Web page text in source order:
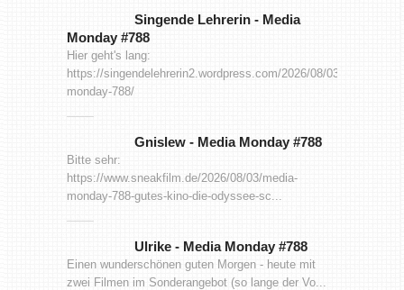
Singende Lehrerin - Media
Monday #788
Hier geht's lang:
https://singendelehrerin2.wordpress.com/2026/08/03/media-
monday-788/
Gnislew - Media Monday #788
Bitte sehr:
https://www.sneakfilm.de/2026/08/03/media-
monday-788-gutes-kino-die-odyssee-sc...
Ulrike - Media Monday #788
Einen wunderschönen guten Morgen - heute mit
zwei Filmen im Sonderangebot (so lange der Vo...